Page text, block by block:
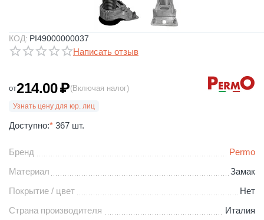
КОД: PI49000000037
Написать отзыв
от214.00₽(Включая налог)
Узнать цену для юр. лиц
Доступно:* 367 шт.
Бренд
Permo
Материал
Замак
Покрытие / цвет
Нет
Страна производителя
Италия